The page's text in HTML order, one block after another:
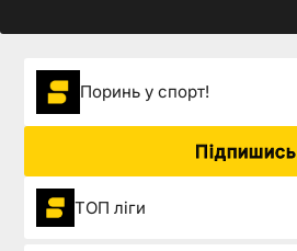
Поринь у спорт!
Підпишись
ТОП ліги